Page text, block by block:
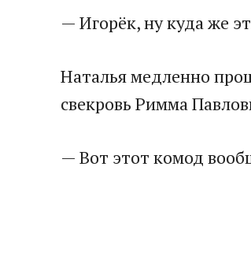
— Игорёк, ну куда же
Наталья медленно
свекровь Римма
— Вот этот комод